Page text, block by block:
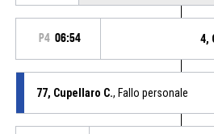
P4 06:54 4,
77, Cupellaro C., Fallo personale